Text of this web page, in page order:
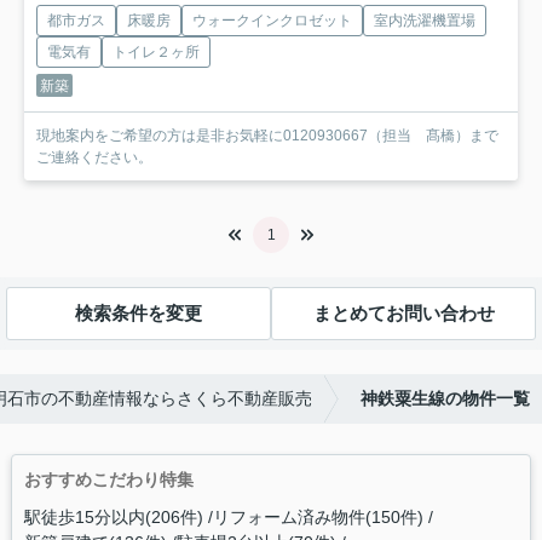
都市ガス 床暖房 ウォークインクロゼット
室内洗濯機置場
電気有
トイレ２ヶ所
新築
現地案内をご希望の方は是非お気軽に0120930667（担当 髙橋）まで
ご連絡ください。
1
検索条件を変更 まとめてお問い合わせ
石市の不動産情報ならさくら不動産販売 神鉄粟生線の物件一覧
おすすめこだわり特集
駅徒歩15分以内(206件) リフォーム済み物件(150件)